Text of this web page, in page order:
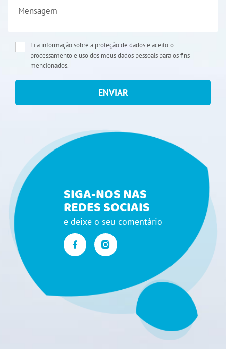
Mensagem
Li a informaçãosobre a proteção de dados e aceito o
processamento e uso dos meus dados pessoais para os fins
mencionados.
ENVIAR
SIGA-NOS NAS
REDES SOCIAIS
e deixe o seu comentário